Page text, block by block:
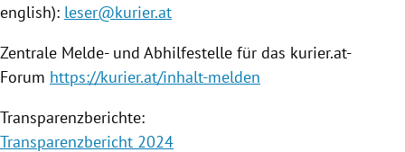
english): leser@kurier.at
Zentrale Melde- und Abhilfestelle für das kurier.at-
Forum https://kurier.at/inhalt-melden
Transparenzberichte:
Transparenzbericht 2024